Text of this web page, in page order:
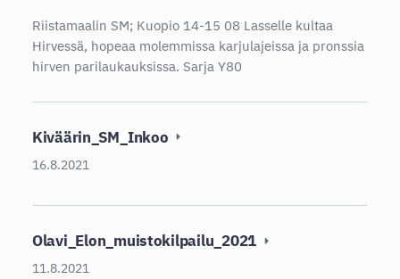
Riistamaalin SM; Kuopio 14-15 08 Lasselle kultaa
Hirvessä, hopeaa molemmissa karjulajeissa ja pronssia
hirven parilaukauksissa. Sarja Y80
Kiväärin_SM_Inkoo
16.8.2021
Olavi_Elon_muistokilpailu_2021
11.8.2021